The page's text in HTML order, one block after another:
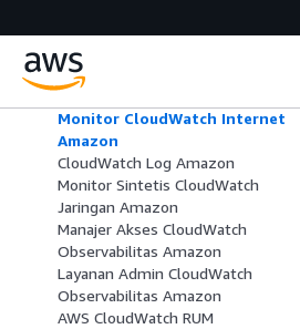
Sinyal CloudWatch Aplikasi Amazon
MCP Server
Amazon CloudWatch Terbukti
Monitor CloudWatch Internet
Amazon
CloudWatch Log Amazon
Monitor Sintetis CloudWatch
Jaringan Amazon
Manajer Akses CloudWatch
Observabilitas Amazon
Layanan Admin CloudWatch
Observabilitas Amazon
AWS CloudWatch RUM